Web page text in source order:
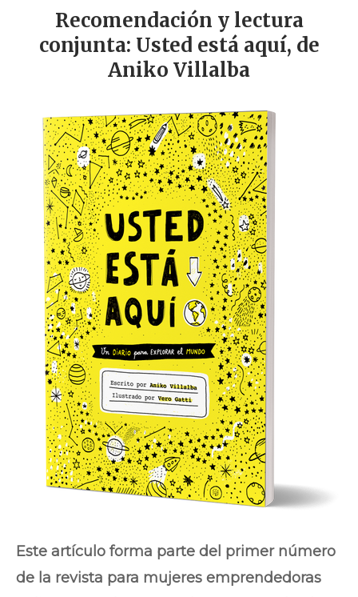
Recomendación y lectura
conjunta: Usted está aquí, de
Aniko Villalba
Este artículo forma parte del primer número
de la revista para mujeres emprendedoras